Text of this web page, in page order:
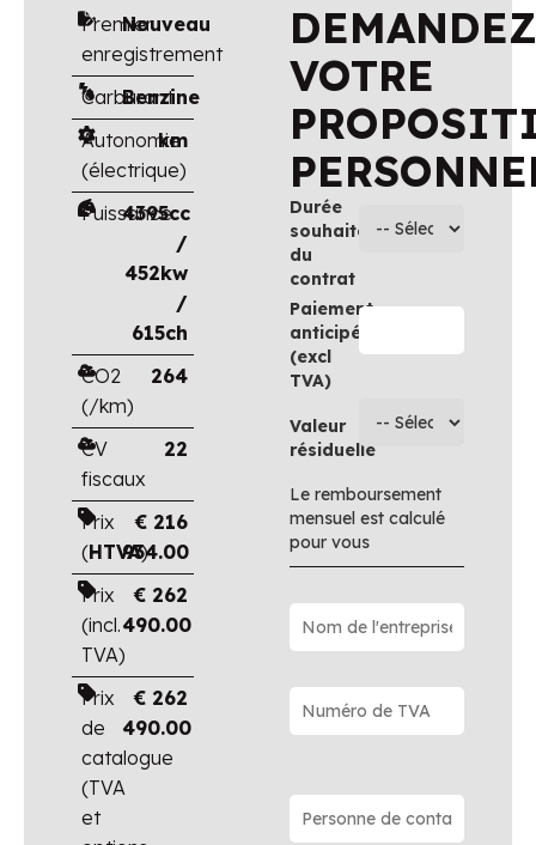
Premier
enregistrement
Nouveau
Carburant
Benzine
Autonomie
(électrique)
km
Puissance
4395cc
/
452kw
/
615ch
CO2
(/km)
264
CV
fiscaux
22
Prix
(HTVA)
€ 216
934.00
Prix
(incl.
TVA)
€ 262
490.00
Prix
de
catalogue
(TVA
et
€ 262
490.00
DEMANDEZ
VOTRE
Durée
souhaitée
du
contrat
Paiement
anticipé
(excl
TVA)
Valeur
résiduelle
Le remboursement
mensuel est calculé
pour vous